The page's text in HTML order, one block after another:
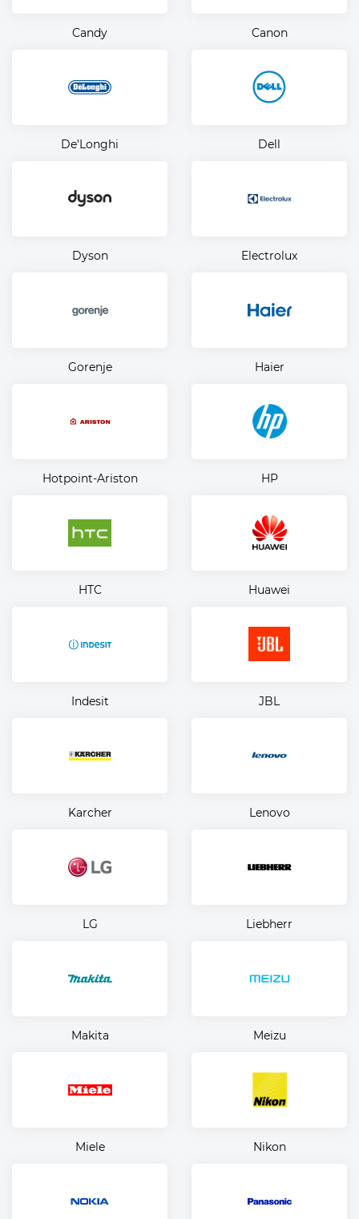
Candy Canon
De'Longhi Dell
Dyson Electrolux
Gorenje Haier
Hotpoint-Ariston HP
HTC Huawei
Indesit JBL
Karcher Lenovo
LG Liebherr
Makita Meizu
Miele Nikon